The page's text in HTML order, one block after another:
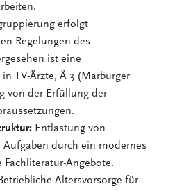
erfolgt
Regelungen des
ist eine
TV-Ärzte, Ä 3 (Marburger
von der Erfüllung der
Entlastung von
durch ein modernes
Fachliteratur-Angebote.
Betriebliche Altersvorsorge für